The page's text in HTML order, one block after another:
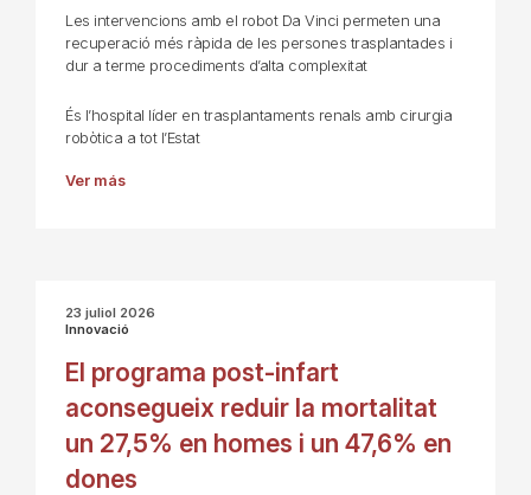
Les intervencions amb el robot Da Vinci permeten una
recuperació més ràpida de les persones trasplantades i
dur a terme procediments d’alta complexitat
És l’hospital líder en trasplantaments renals amb cirurgia
robòtica a tot l’Estat
Ver más
23 juliol 2026
Innovació
El programa post-infart
aconsegueix reduir la mortalitat
un 27,5% en homes i un 47,6% en
dones